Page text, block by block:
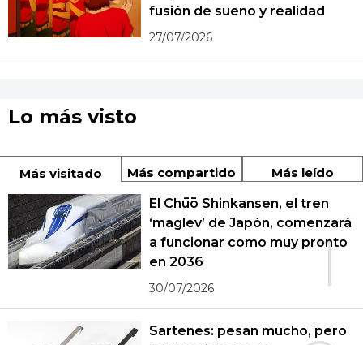
fusión de sueño y realidad
27/07/2026
Lo más visto
Más visitado Más compartido Más leído
1
El Chūō Shinkansen, el tren
‘maglev’ de Japón, comenzará
a funcionar como muy pronto
en 2036
30/07/2026
Sartenes: pesan mucho, pero